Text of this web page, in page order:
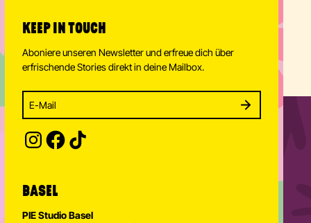
KEEP IN TOUCH
Aboniere unseren Newsletter und erfreue dich über
erfrischende Stories direkt in deine Mailbox.
Subscribe to our newsletter and stay updated.
Enter your email address to subscribe
SUBSCRIBE
BASEL
PIE Studio Basel